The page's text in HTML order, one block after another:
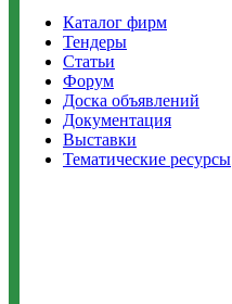
Каталог фирм
Тендеры
Статьи
Форум
Доска объявлений
Документация
Выставки
Тематические ресурсы